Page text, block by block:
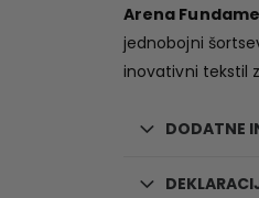
Arena
jednobojni
inovativni tekstil
DODATNE